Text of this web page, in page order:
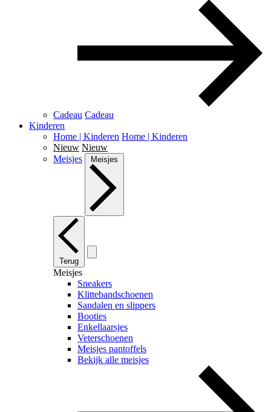
Cadeau Cadeau
Kinderen
Home | Kinderen Home | Kinderen
Nieuw Nieuw
Meisjes
Meisjes
Terug
Meisjes
Sneakers
Klittebandschoenen
Sandalen en slippers
Booties
Enkellaarsjes
Veterschoenen
Meisjes pantoffels
Bekijk alle meisjes